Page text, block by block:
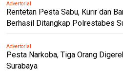
Advertorial
Rentetan Pesta Sabu, Kurir dan
Berhasil Ditangkap Polrestabes
Advertorial
Pesta Narkoba, Tiga Orang
Surabaya